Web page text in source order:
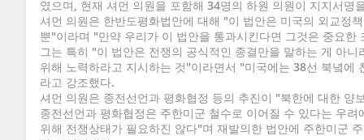
였으며, 현재 셔먼 의원을 포함해 34명의 하원 의원이 지지서명
셔먼 의원은 한반도평화법안에 대해 "이 법안은 미국의 외교정
뿐"이라며 "만약 우리가 이 법안을 통과시킨다면 그것은 중요한
그는 특히 "이 법안은 전쟁의 공식적인 종결만을 말하는 게 아
위해 노력하라고 지시하는 것"이라면서 "미국에는 38선 북녘에
라고 강조했다.
셔먼 의원은 종전선언과 평화협정 등의 추진이 "북한에 대한 양
종전선언과 평화협정은 주한미군 철수로 이어질 수 있다는 우
위해 전쟁상태가 필요하진 않다"며 재발의한 법안에 주한미군